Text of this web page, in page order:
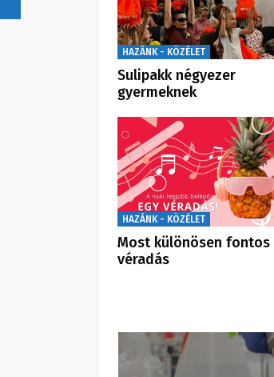
HAZÁNK - KÖZÉLET
Sulipakk négyezer
gyermeknek
HAZÁNK - KÖZÉLET
Most különösen fontos
véradás